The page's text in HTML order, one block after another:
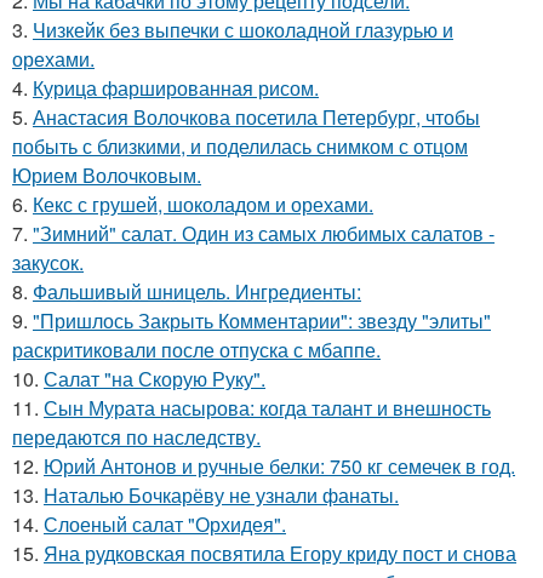
3. Чизкейк без выпечки с шоколадной глазурью и
орехами.
4. Курица фаршированная рисом.
5. Анастасия Волочкова посетила Петербург, чтобы
побыть с близкими, и поделилась снимком с отцом
Юрием Волочковым.
6. Кекс с грушей, шоколадом и орехами.
7. "Зимний" салат. Один из самых любимых салатов -
закусок.
8. Фальшивый шницель. Ингредиенты:
9. "Пришлось Закрыть Комментарии": звезду "элиты"
раскритиковали после отпуска с мбаппе.
10. Салат "на Скорую Руку".
11. Сын Мурата насырова: когда талант и внешность
передаются по наследству.
12. Юрий Антонов и ручные белки: 750 кг семечек в год.
13. Наталью Бочкарёву не узнали фанаты.
14. Слоеный салат "Орхидея".
15. Яна рудковская посвятила Егору криду пост и снова